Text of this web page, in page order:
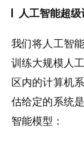
人工智能超
我们将人工智
训练大规模人
区内的计算机
估给定的系统
智能模型：